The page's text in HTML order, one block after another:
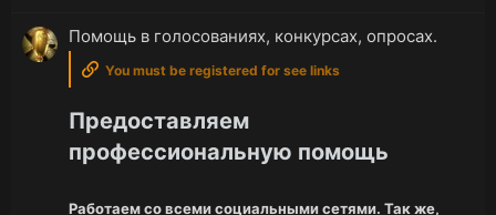
Помощь в голосованиях, конкурсах, опросах.
You must be registered for see links
Предоставляем
профессиональную помощь
Работаем со всеми социальными сетями. Так же,